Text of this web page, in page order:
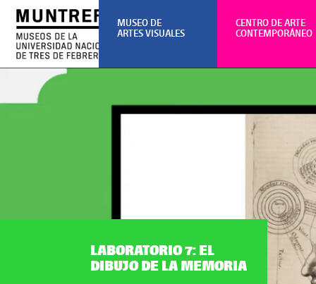
LABORATORIO 7: EL
DIBUJO DE LA MEMORIA
CENTRO DE ARTE
CONTEMPORÁNEO
MUSEO DE
ARTES VISUALES